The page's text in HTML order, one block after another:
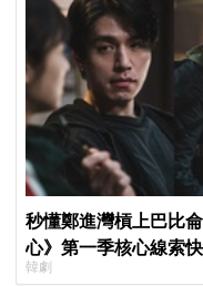
秒懂鄭進灣槓上巴比
心》第一季核心線索
韓劇